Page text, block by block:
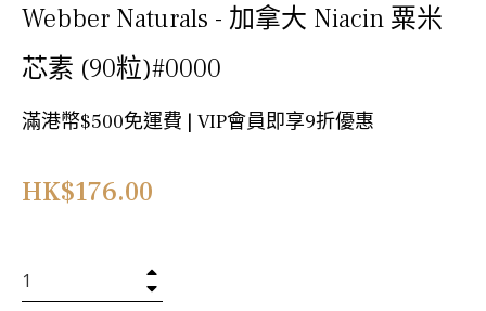
Webber Naturals - 加拿大 Niacin 粟米
芯素 (90粒)#0000
滿港幣$500免運費 | VIP會員即享9折優惠
正
HK$176.00